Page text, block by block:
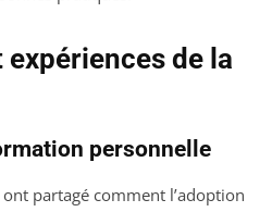
de la
personnelle
partagé comment l’adoption